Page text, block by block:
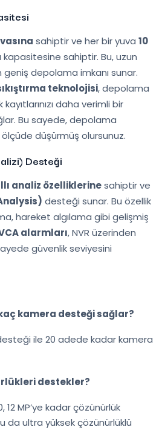
sahiptir ve her bir yuva 10
sahiptir. Bu, uzun
geniş depolama imkanı sunar.
teknolojisi, depolama
daha verimli bir
Bu sayede, depolama
düşürmüş olursunuz.
Desteği
analiz özelliklerinesahiptir ve
desteği sunar. Bu özellik
hareket algılama gibi gelişmiş
alarmları, NVR üzerinden
güvenlik seviyesini
kamera desteği sağlar?
ile 20 adede kadar kamera
destekler?
12 MP’ye kadar çözünürlük
da ultra yüksek çözünürlüklü